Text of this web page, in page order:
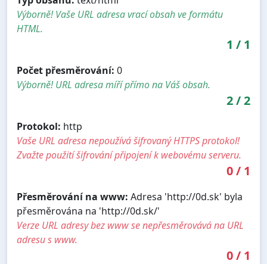
Výborně! Vaše URL adresa vrací obsah ve formátu
HTML.
1 / 1
Počet přesměrování: 0
Výborně! URL adresa míří přímo na Váš obsah.
2/2
Protokol: http
Vaše URL adresa nepoužívá šifrovaný HTTPS protokol!
Zvažte použití šifrování připojení k webovému serveru.
0/ 1
Přesměrování na www: Adresa 'http://0d.sk' byla
přesměrována na 'http://0d.sk/'
Verze URL adresy bez www se nepřesměrovává na URL
adresu s www.
0/ 1